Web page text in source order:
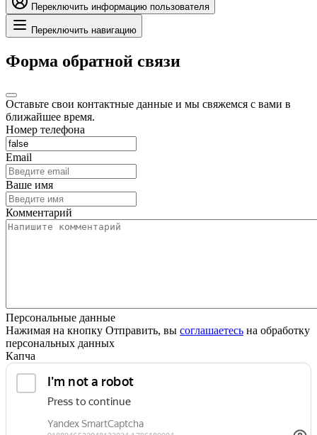
Переключить информацию пользователя
Переключить навигацию
Форма обратной связи
Оставьте свои контактные данные и мы свяжемся с вами в
ближайшее время.
Номер телефона
Email
Ваше имя
Комментарий
Персональные данные
Нажимая на кнопку Отправить, вы соглашаетесь на обработку
персональных данных
Капча